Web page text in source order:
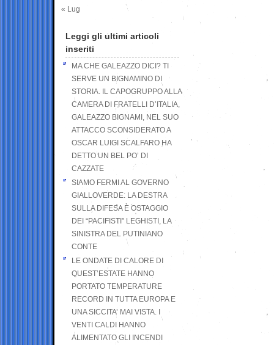
« Lug
Leggi gli ultimi articoli
inseriti
MA CHE GALEAZZO DICI? TI
SERVE UN BIGNAMINO DI
STORIA. IL CAPOGRUPPO ALLA
CAMERA DI FRATELLI D’ITALIA,
GALEAZZO BIGNAMI, NEL SUO
ATTACCO SCONSIDERATO A
OSCAR LUIGI SCALFARO HA
DETTO UN BEL PO’ DI
CAZZATE
SIAMO FERMI AL GOVERNO
GIALLOVERDE: LA DESTRA
SULLA DIFESA È OSTAGGIO
DEI “PACIFISTI” LEGHISTI, LA
SINISTRA DEL PUTINIANO
CONTE
LE ONDATE DI CALORE DI
QUEST’ESTATE HANNO
PORTATO TEMPERATURE
RECORD IN TUTTA EUROPA E
UNA SICCITA’ MAI VISTA. I
VENTI CALDI HANNO
ALIMENTATO GLI INCENDI